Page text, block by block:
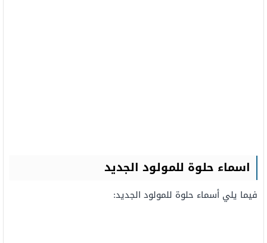
اسماء حلوة للمولود الجديد
فيما يلي أسماء حلوة للمولود الجديد: